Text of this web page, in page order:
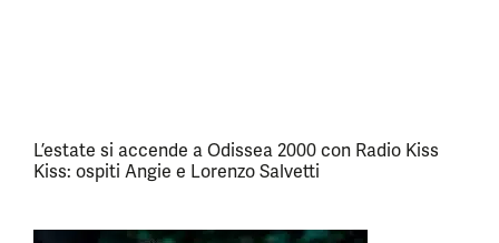
L’estate si accende a Odissea 2000 con Radio Kiss
Kiss: ospiti Angie e Lorenzo Salvetti